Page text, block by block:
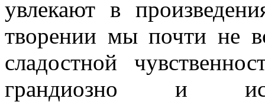
увлекают в
творении мы почти не
сладостной
грандиозно и